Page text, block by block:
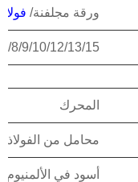
ورقة مجلفنة/
8/9/10/12/13/15"
المحرك
محامل من الفولاذ
أسود في الألمنيوم